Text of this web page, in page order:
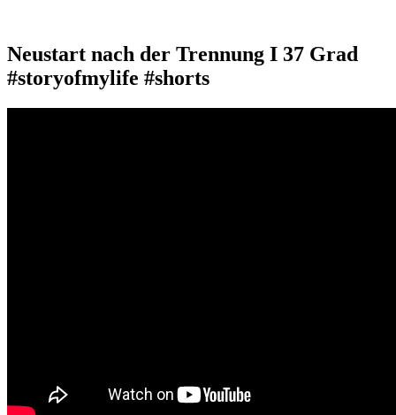
Neustart nach der Trennung I 37 Grad
#storyofmylife #shorts